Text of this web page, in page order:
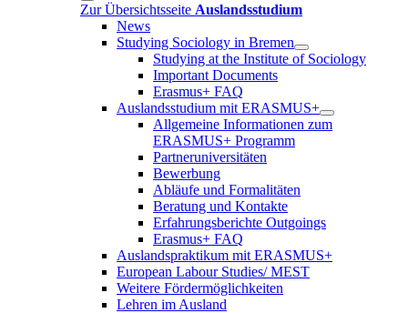
Zur Übersichtsseite Auslandsstudium
News
Studying Sociology in Bremen
Studying at the Institute of Sociology
Important Documents
Erasmus+ FAQ
Auslandsstudium mit ERASMUS+
Allgemeine Informationen zum
ERASMUS+ Programm
Partneruniversitäten
Bewerbung
Abläufe und Formalitäten
Beratung und Kontakte
Erfahrungsberichte Outgoings
Erasmus+ FAQ
Auslandspraktikum mit ERASMUS+
European Labour Studies/ MEST
Weitere Fördermöglichkeiten
Lehren im Ausland